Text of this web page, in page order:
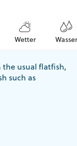
Wetter Wasser
the usual flatfish,
such as